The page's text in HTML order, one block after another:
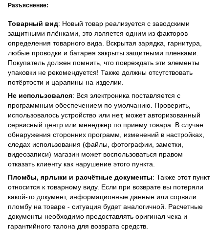
Разъяснение:
Товарный вид: Новый товар реализуется с заводскими
защитными плёнками, это является одним из факторов
определения товарного вида. Вскрытая зарядка, гарнитура,
любые проводки и батарея закрыты защитными пленками.
Покупатель должен помнить, что повреждать эти элементы
упаковки не рекомендуется! Также должны отсутствовать
потёртости и царапины на изделии.
Не использовался: Вся электроника поставляется с
программным обеспечением по умолчанию. Проверить,
использовалось устройство или нет, может авторизованный
сервисный центр или менеджер по приему товара. В случае
обнаружения сторонних программ, изменений в настройках,
следах использования (файлы, фотографии, заметки,
видеозаписи) магазин может воспользоваться правом
отказать клиенту как нарушение этого пункта.
Пломбы, ярлыки и расчётные документы: Также этот пункт
относится к товарному виду. Если при возврате вы потеряли
какой-то документ, информационные данные или сорвали
пломбу на товаре - ситуация будет аналогичной. Расчетные
документы необходимо предоставлять оригинал чека и
гарантийного талона для возврата средств.